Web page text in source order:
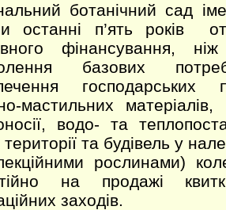
ботанічний сад
останні п’ять років
фінансування,
базових
господарських
мастильних
водо- та
території та будівель у
рослинами)
на продажі
заходів.